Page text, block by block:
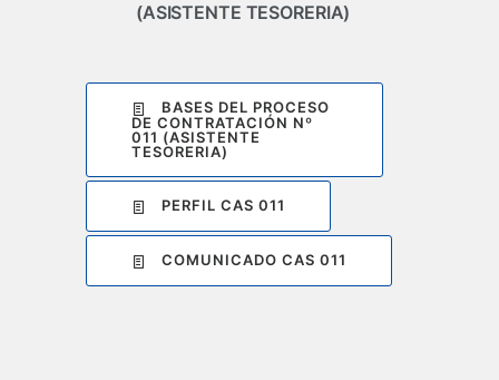
(ASISTENTE TESORERIA)
BASES DEL PROCESO
DE CONTRATACIÓN Nº
011 (ASISTENTE
TESORERIA)
PERFIL CAS 011
COMUNICADO CAS 011